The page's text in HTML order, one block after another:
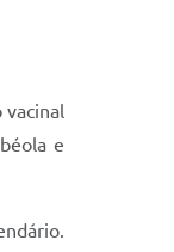
vacinal
e